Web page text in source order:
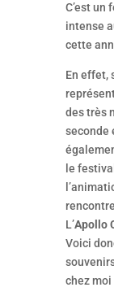
C’est
intense
cette
En effet,
des très
seconde
le
L’Apollo
Voici
chez